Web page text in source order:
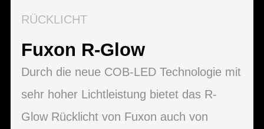
RÜCKLICHT
Fuxon R-Glow
Durch die neue COB-LED Technologie mit
sehr hoher Lichtleistung bietet das R-
Glow Rücklicht von Fuxon auch von